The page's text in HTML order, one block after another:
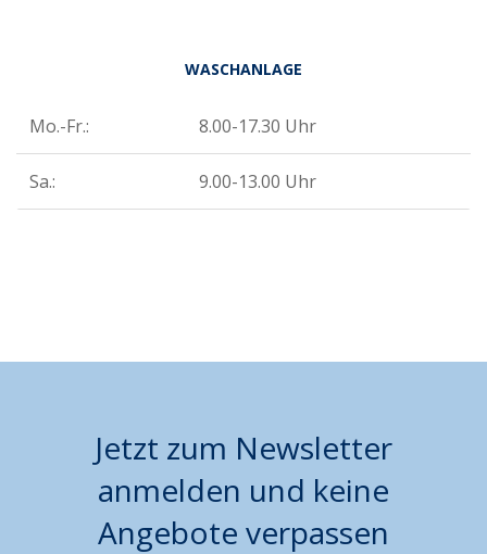
WASCHANLAGE
Mo.-Fr.: 8.00-17.30 Uhr
Sa.: 9.00-13.00 Uhr
Jetzt zum Newsletter
anmelden und keine
Angebote verpassen